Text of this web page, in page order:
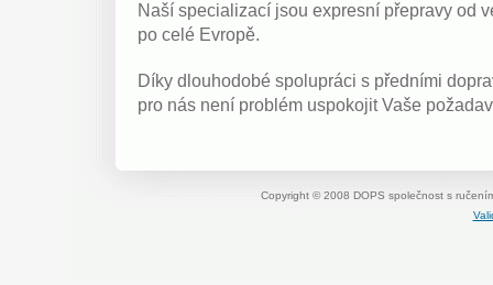
Naší specializací jsou expresní přepravy od
po celé Evropě.
Díky dlouhodobé spolupráci s předními
pro nás není problém uspokojit Vaše
Copyright © 2008 DOPS společnost s